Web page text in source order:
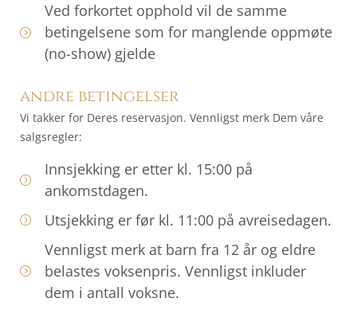
Ved forkortet opphold vil de samme
betingelsene som for manglende oppmøte
(no-show) gjelde
andre betingelser
Vi takker for Deres reservasjon. Vennligst merk Dem våre
salgsregler:
Innsjekking er etter kl. 15:00 på
ankomstdagen.
Utsjekking er før kl. 11:00 på avreisedagen.
Vennligst merk at barn fra 12 år og eldre
belastes voksenpris. Vennligst inkluder
dem i antall voksne.